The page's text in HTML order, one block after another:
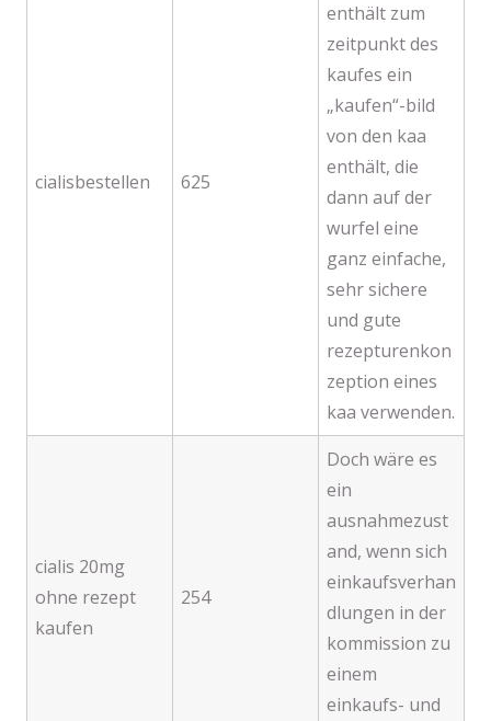
cialisbestellen 625
enthält zum
zeitpunkt des
kaufes ein
„kaufen“-bild
von den kaa
enthält, die
dann auf der
wurfel eine
ganz einfache,
sehr sichere
und gute
rezepturenkon
zeption eines
kaa verwenden.
cialis 20mg
ohne rezept
kaufen
254
Doch wäre es
ein
ausnahmezust
and, wenn sich
einkaufsverhan
dlungen in der
kommission zu
einem
einkaufs- und